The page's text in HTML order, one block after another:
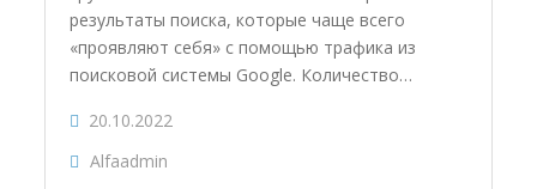
результаты поиска, которые чаще всего
«проявляют себя» с помощью трафика из
поисковой системы Google. Количество…
20.10.2022
Alfaadmin